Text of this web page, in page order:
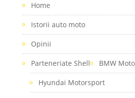
Home
Istorii auto moto
Opinii
Parteneriate Shell BMW
Hyundai Motorsport